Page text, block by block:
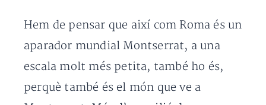
Hem de pensar que així com Roma és un
aparador mundial Montserrat, a una
escala molt més petita, també ho és,
perquè també és el món que ve a